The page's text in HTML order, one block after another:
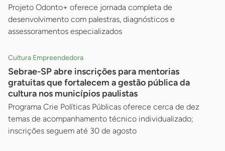
Projeto Odonto+ oferece jornada completa de
desenvolvimento com palestras, diagnósticos e
assessoramentos especializados
Cultura Empreendedora
Sebrae-SP abre inscrições para mentorias
gratuitas que fortalecem a gestão pública da
cultura nos municípios paulistas
Programa Crie Políticas Públicas oferece cerca de dez
temas de acompanhamento técnico individualizado;
inscrições seguem até 30 de agosto